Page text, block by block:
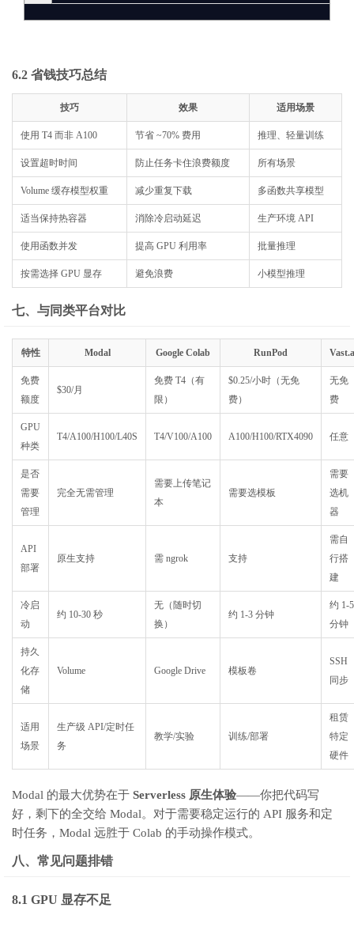
6.2 省钱技巧总结
技巧 效果 适用场景
使用 T4 而非 A100 节省 ~70% 费用 推理、轻量训练
设置超时时间 防止任务卡住浪费额度 所有场景
Volume 缓存模型权重 减少重复下载 多函数共享模型
适当保持热容器 消除冷启动延迟 生产环境 API
使用函数并发 提高 GPU 利用率 批量推理
按需选择 GPU 显存 避免浪费 小模型推理
七、与同类平台对比
特性 Modal Google Colab RunPod
免费
额度
$30/月
免费 T4（有
限）
$0.25/小时（无免
费）
无免
费
GPU
种类
T4/A100/H100/L40S T4/V100/A100 A100/H100/RTX4090 任意
是否
需要
管理
完全无需管理
需要上传笔记
本
需要选模板
需要
选机
器
API
部署
原生支持 需 ngrok 支持
需自
行搭
建
冷启
动
约 10-30 秒
无（随时切
换）
约 1-3 分钟
约 1-5
分钟
持久
化存
储
Volume Google Drive 模板卷
SSH
同步
适用
场景
生产级 API/定时任
务
教学/实验 训练/部署
租赁
特定
硬件
Modal 的最大优势在于 Serverless 原生体验——你把代码写
好，剩下的全交给 Modal。对于需要稳定运行的 API 服务和定
时任务，Modal 远胜于 Colab 的手动操作模式。
八、常见问题排错
8.1 GPU 显存不足